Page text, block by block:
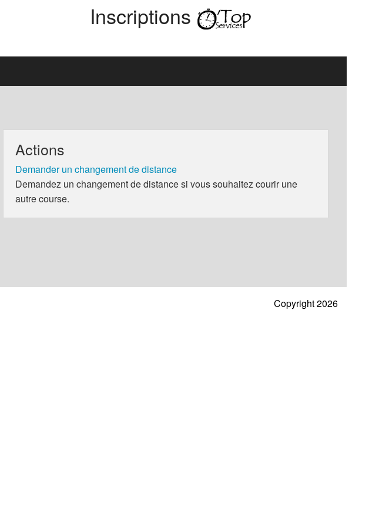
Inscriptions
Actions
Demander un changement de distance
Demandez un changement de distance si vous souhaitez courir une
autre course.
Copyright 2026